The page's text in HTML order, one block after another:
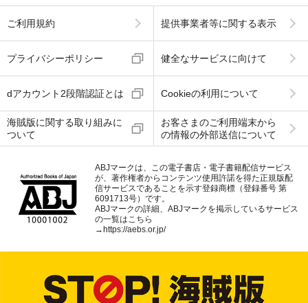
ご利用規約 提供事業者等に関する表示
プライバシーポリシー 健全なサービスに向けて
dアカウント2段階認証とは Cookieの利用について
海賊版に関する取り組みに
ついて
お客さまのご利用端末から
の情報の外部送信について
ABJマークは、この電子書店・電子書籍配信サービス
が、著作権者からコンテンツ使用許諾を得た正規版配
信サービスであることを示す登録商標（登録番号 第
6091713号）です。
ABJマークの詳細、ABJマークを掲示しているサービス
の一覧はこちら
→ https://aebs.or.jp/